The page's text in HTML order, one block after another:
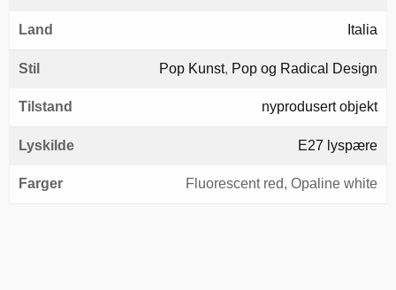
Land Italia
Stil Pop Kunst, Pop og Radical Design
Tilstand nyprodusert objekt
Lyskilde E27 lyspære
Farger Fluorescent red, Opaline white